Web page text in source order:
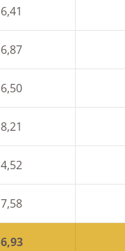
6,41
6,87
6,50
8,21
4,52
7,58
6,93